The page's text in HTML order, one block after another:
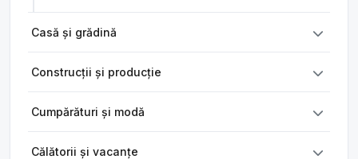
Casă și grădină
Construcții și producție
Cumpărături și modă
Călătorii și vacanțe